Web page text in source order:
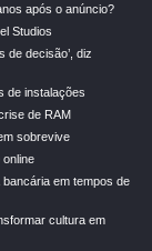
após o anúncio?
Studios
de decisão’, diz
de instalações
de RAM
sobrevive
bancária em tempos de
cultura em